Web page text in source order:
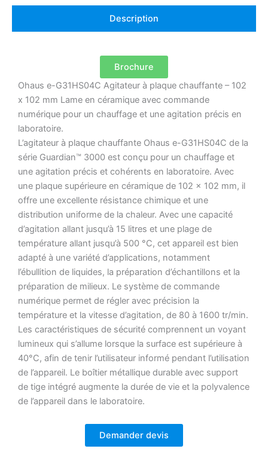
Description
Brochure
Ohaus e-G31HS04C Agitateur à plaque chauffante – 102
x 102 mm Lame en céramique avec commande
numérique pour un chauffage et une agitation précis en
laboratoire.
L’agitateur à plaque chauffante Ohaus e-G31HS04C de la
série Guardian™ 3000 est conçu pour un chauffage et
une agitation précis et cohérents en laboratoire. Avec
une plaque supérieure en céramique de 102 x 102 mm, il
offre une excellente résistance chimique et une
distribution uniforme de la chaleur. Avec une capacité
d’agitation allant jusqu’à 15 litres et une plage de
température allant jusqu’à 500 °C, cet appareil est bien
adapté à une variété d’applications, notamment
l’ébullition de liquides, la préparation d’échantillons et la
préparation de milieux. Le système de commande
numérique permet de régler avec précision la
température et la vitesse d’agitation, de 80 à 1600 tr/min.
Les caractéristiques de sécurité comprennent un voyant
lumineux qui s’allume lorsque la surface est supérieure à
40°C, afin de tenir l’utilisateur informé pendant l’utilisation
de l’appareil. Le boîtier métallique durable avec support
de tige intégré augmente la durée de vie et la polyvalence
de l’appareil dans le laboratoire.
Demander devis